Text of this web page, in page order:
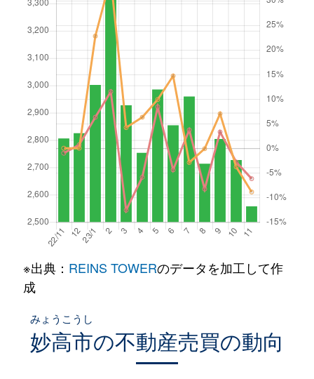
※出典： REINS TOWERのデータを加工して作
成
妙高市
みょうこうし
の不動産売買の動向